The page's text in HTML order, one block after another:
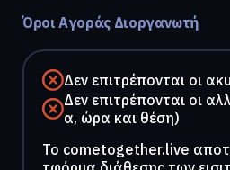
Όροι Αγοράς Διοργανωτή
Δεν επιτρέπονται οι
Δεν επιτρέπονται οι
α, ώρα και θέση)
To cometogether.live